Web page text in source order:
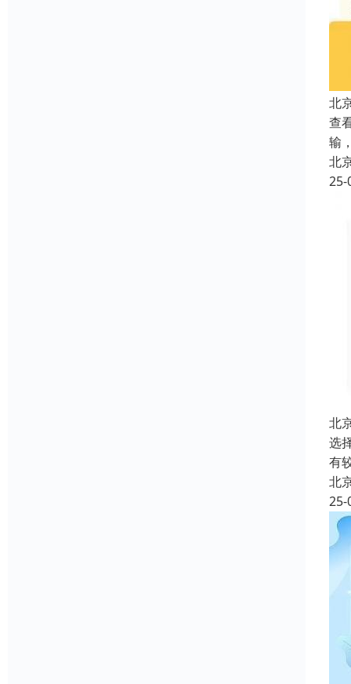
北
查
输
北
25-
北
选
有
北
25-